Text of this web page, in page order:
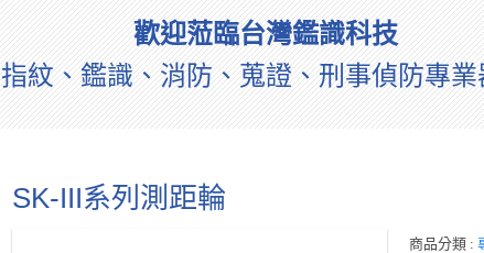
歡迎蒞臨台灣鑑識科技
指紋、鑑識、消防、蒐證、刑事偵防專業
SK-III系列測距輪
商品分類 :